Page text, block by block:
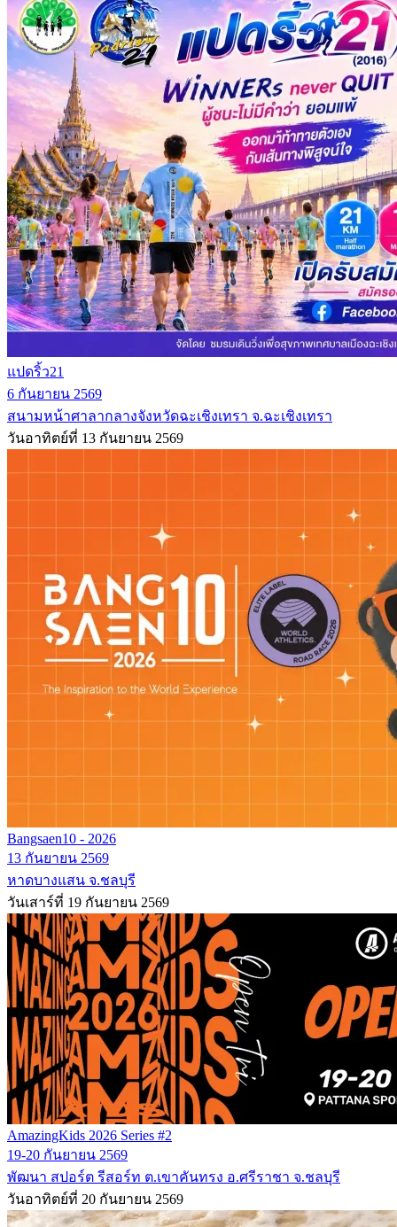
แปดริ้ว21
6 กันยายน 2569
สนามหน้าศาลากลางจังหวัดฉะเชิงเทรา จ.ฉะเชิงเทรา
วันอาทิตย์ที่ 13 กันยายน 2569
Bangsaen10 - 2026
13 กันยายน 2569
หาดบางแสน จ.ชลบุรี
วันเสาร์ที่ 19 กันยายน 2569
AmazingKids 2026 Series #2
19-20 กันยายน 2569
พัฒนา สปอร์ต รีสอร์ท ต.เขาคันทรง อ.ศรีราชา จ.ชลบุรี
วันอาทิตย์ที่ 20 กันยายน 2569